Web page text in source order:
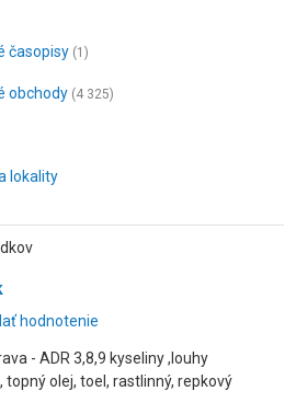
časopisy (1)
obchody (4 325)
lokality
hodnotenie
- ADR 3,8,9 kyseliny ,louhy
olej, toel, rastlinný, repkový